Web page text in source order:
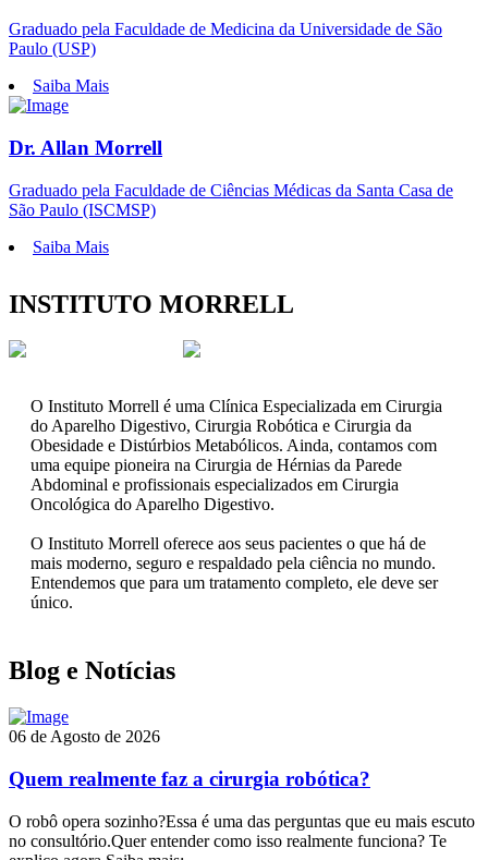
Graduado pela Faculdade de Medicina da Universidade de São
Paulo (USP)
Saiba Mais
Dr. Allan Morrell
Graduado pela Faculdade de Ciências Médicas da Santa Casa de
São Paulo (ISCMSP)
Saiba Mais
INSTITUTO MORRELL
O Instituto Morrell é uma Clínica Especializada em Cirurgia
do Aparelho Digestivo, Cirurgia Robótica e Cirurgia da
Obesidade e Distúrbios Metabólicos. Ainda, contamos com
uma equipe pioneira na Cirurgia de Hérnias da Parede
Abdominal e profissionais especializados em Cirurgia
Oncológica do Aparelho Digestivo.
O Instituto Morrell oferece aos seus pacientes o que há de
mais moderno, seguro e respaldado pela ciência no mundo.
Entendemos que para um tratamento completo, ele deve ser
único.
Blog e Notícias
06 de Agosto de 2026
Quem realmente faz a cirurgia robótica?
O robô opera sozinho?Essa é uma das perguntas que eu mais escuto
no consultório.Quer entender como isso realmente funciona? Te